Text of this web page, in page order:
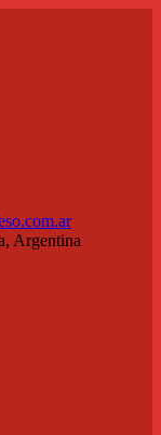
Argentina